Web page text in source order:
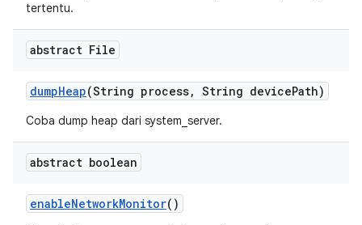
tertentu.
abstract File
dumpHeap(String process, String devicePath)
Coba dump heap dari system_server.
abstract boolean
enableNetworkMonitor()